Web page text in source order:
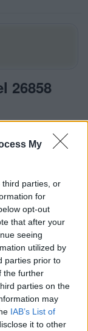
My
third parties, or
for
opt-out
that after your
seeing
utilized by
parties prior to
the further
parties on the
may
IAB’s List of
it to other
26858